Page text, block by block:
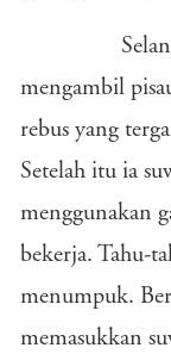
mengambil
rebus yang
Setelah itu ia
menggunakan
bekerja. Tahu-
menumpuk.
memasukkan